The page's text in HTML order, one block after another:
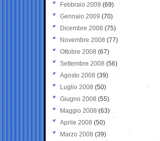
Febbraio 2009 (69)
Gennaio 2009 (70)
Dicembre 2008 (75)
Novembre 2008 (77)
Ottobre 2008 (67)
Settembre 2008 (56)
Agosto 2008 (39)
Luglio 2008 (50)
Giugno 2008 (55)
Maggio 2008(63)
Aprile 2008 (50)
Marzo 2008 (39)